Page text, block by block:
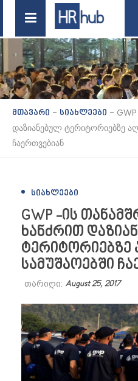
მთავარი - სიახლეები -
დაზიანებულ ტერიტორიებზე
ჩაერთვებიან
ᲡᲘᲐᲮᲚᲔᲔᲑᲘ
GWP -ის
ხანძრით
ტერიტორიებზე
სამუშაოებში
თარიღი: August 25, 2017